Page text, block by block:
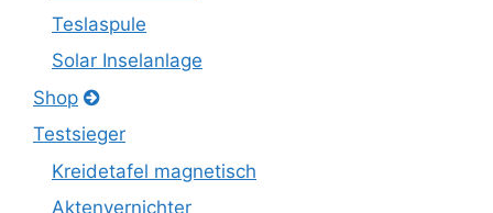
Teslaspule
Solar Inselanlage
Shop
Testsieger
Kreidetafel magnetisch
Aktenvernichter